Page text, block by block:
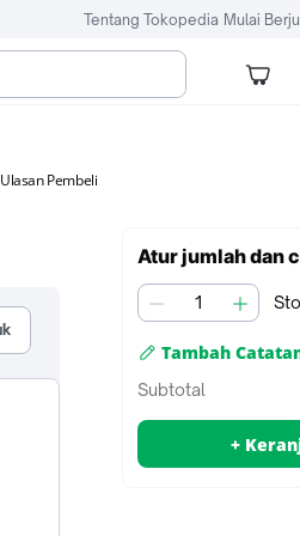
Tentang Tokopedia Mulai
Ulasan Pembeli
Tambah
ke
keranjang
Atur jumlah dan
jumlah
Tambah
Subtotal
+
Tambah ke